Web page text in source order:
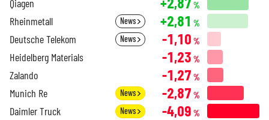
Qiagen %
Rheinmetall News +2,81 %
Deutsche Telekom News -1,10 %
Heidelberg Materials -1,23 %
Zalando -1,27 %
Munich Re News -2,87 %
Daimler Truck News -4,09 %